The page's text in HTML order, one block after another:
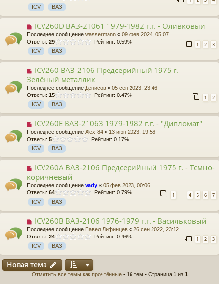
ICV
ВАЗ
ICV260D ВАЗ-21061 1979-1982 г.г. - Оливковый
Последнее сообщение wassermann « 09 фев 2024, 05:07
Ответы: 29 1 2 3
Рейтинг: 0.59%
ICV
ВАЗ
ICV260 ВАЗ-2106 Предсерийный 1975 г. -
Зелёный металлик
Последнее сообщение Денисов « 05 сен 2023, 23:46
Ответы: 15 1 2
Рейтинг: 0.47%
ICV
ВАЗ
ICV260E ВАЗ-21063 1979-1982 г.г. - "Дипломат"
Последнее сообщение Alex-84 « 13 июн 2023, 19:56
Ответы: 5
Рейтинг: 0.17%
ICV
ВАЗ
ICV260A ВАЗ-2106 Предсерийный 1975 г. - Тёмно-
коричневый
Последнее сообщение vady « 05 фев 2023, 00:06
Ответы: 64 1 4 5 6 7
Рейтинг: 0.79%
ICV
ВАЗ
ICV260B ВАЗ-2106 1976-1979 г.г. - Васильковый
Последнее сообщение Павел Лифинцев « 26 сен 2022, 23:12
Ответы: 24 1 2 3
Рейтинг: 0.46%
ICV
ВАЗ
Новая тема
Отметить все темы как прочтённые• 16 тем • Страница 1 из 1